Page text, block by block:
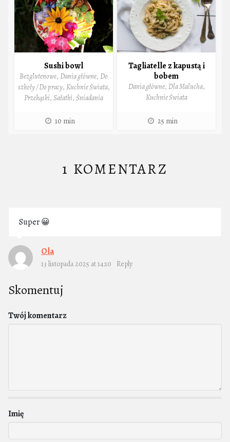
Sushi bowl
Bezglutenowe, Dania główne, Do
szkoły / Do pracy, Kuchnie Świata,
Przekąski, Sałatki, Śniadania
10 min
Tagliatelle z kapustą i
bobem
Dania główne, Dla Malucha,
Kuchnie Świata
25 min
1 KOMENTARZ
Super 😀
Ola
13 listopada 2025 at 14:10 Reply
Skomentuj
Twój komentarz
Imię